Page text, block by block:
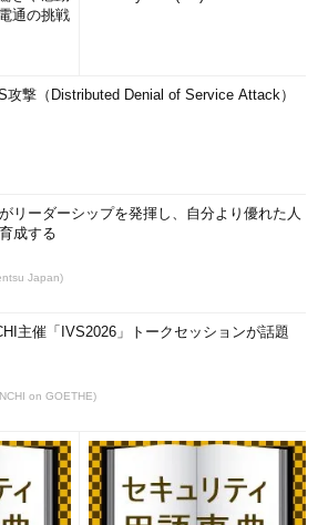
通の挑戦
攻撃（Distributed Denial of Service Attack）
リーダーシップを発揮し、自分より優れた人
成する
Japan)
主催「IVS2026」トークセッションが話題
on GOETHE)